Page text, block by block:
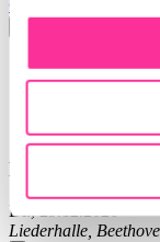
© 2026
Beethovens
Di., 29.12.2026
Liederhalle,